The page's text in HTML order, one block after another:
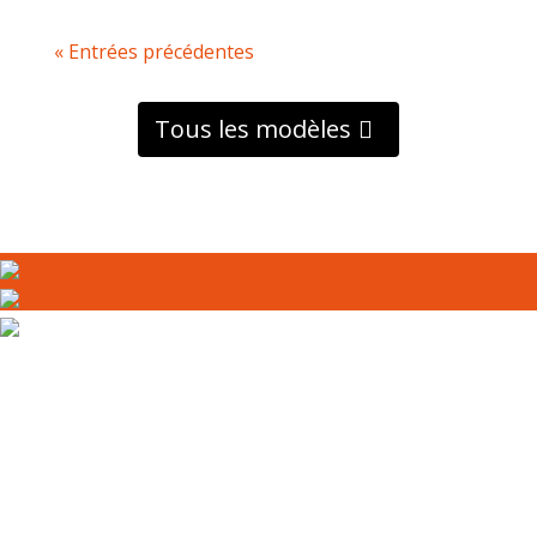
« Entrées précédentes
Tous les modèles